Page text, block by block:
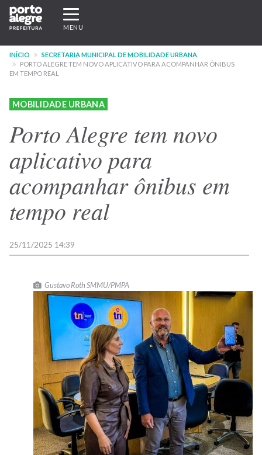
Pular
para
conteúdo
principal
Expandir/recolher
navegação
MENU
INÍCIO
SECRETARIA MUNICIPAL DE MOBILIDADE URBANA
PORTO ALEGRE TEM NOVO APLICATIVO PARA ACOMPANHAR ÔNIBUS
EM TEMPO REAL
MOBILIDADE URBANA
Porto Alegre tem novo
aplicativo para
acompanhar ônibus em
tempo real
25/11/2025 14:39
Gustavo Roth SMMU/PMPA